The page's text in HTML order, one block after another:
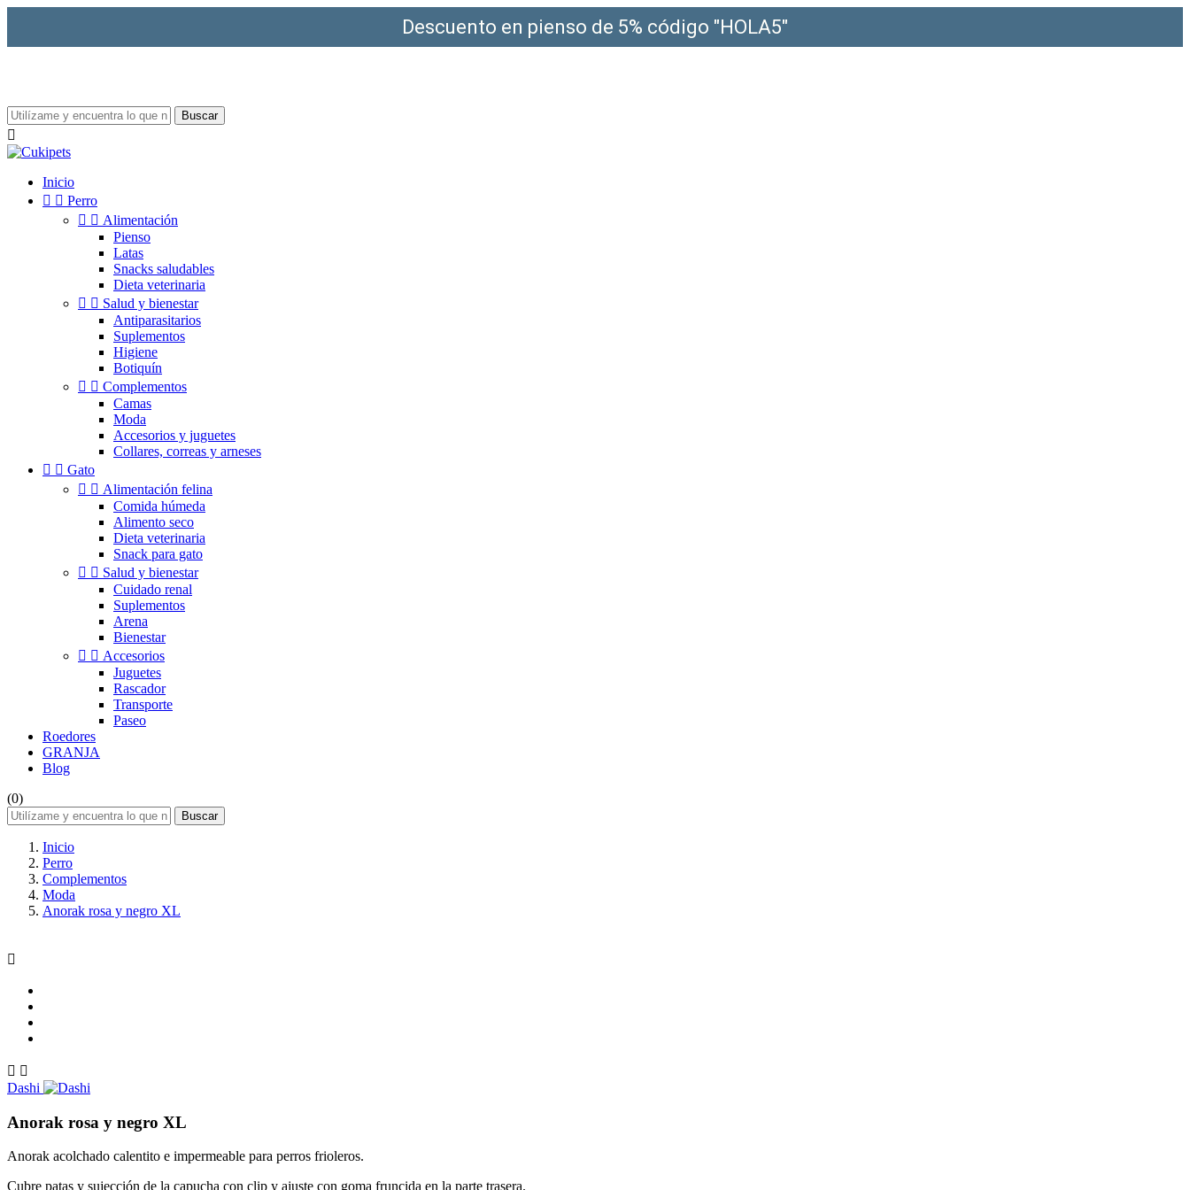
Descuento en pienso de 5% código "HOLA5"
Buscar

Inicio
  Perro
  Alimentación
Pienso
Latas
Snacks saludables
Dieta veterinaria
  Salud y bienestar
Antiparasitarios
Suplementos
Higiene
Botiquín
  Complementos
Camas
Moda
Accesorios y juguetes
Collares, correas y arneses
  Gato
  Alimentación felina
Comida húmeda
Alimento seco
Dieta veterinaria
Snack para gato
  Salud y bienestar
Cuidado renal
Suplementos
Arena
Bienestar
  Accesorios
Juguetes
Rascador
Transporte
Paseo
Roedores
GRANJA
Blog
(0)
Buscar
Inicio
Perro
Complementos
Moda
Anorak rosa y negro XL

 
Dashi
Anorak rosa y negro XL
Anorak acolchado calentito e impermeable para perros frioleros.
Cubre patas y sujección de la capucha con clip y ajuste con goma fruncida en la parte trasera.